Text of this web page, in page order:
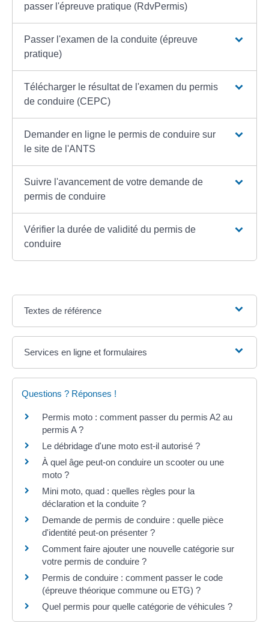
passer l'épreuve pratique (RdvPermis)
Passer l'examen de la conduite (épreuve
pratique)
Télécharger le résultat de l'examen du permis
de conduire (CEPC)
Demander en ligne le permis de conduire sur
le site de l'ANTS
Suivre l'avancement de votre demande de
permis de conduire
Vérifier la durée de validité du permis de
conduire
Textes de référence
Services en ligne et formulaires
Questions ? Réponses !
Permis moto : comment passer du permis A2 au
permis A ?
Le débridage d'une moto est-il autorisé ?
À quel âge peut-on conduire un scooter ou une
moto ?
Mini moto, quad : quelles règles pour la
déclaration et la conduite ?
Demande de permis de conduire : quelle pièce
d'identité peut-on présenter ?
Comment faire ajouter une nouvelle catégorie sur
votre permis de conduire ?
Permis de conduire : comment passer le code
(épreuve théorique commune ou ETG) ?
Quel permis pour quelle catégorie de véhicules ?